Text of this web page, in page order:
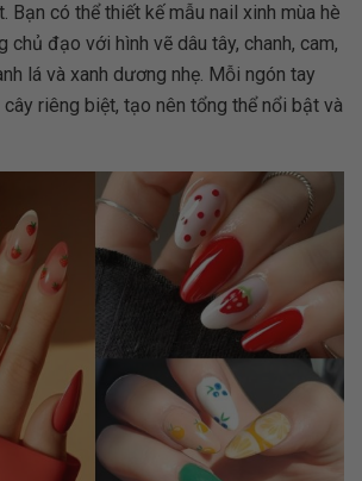
Bạn có thể thiết kế mẫu nail xinh mùa hè
chủ đạo với hình vẽ dâu tây, chanh, cam,
lá và xanh dương nhẹ. Mỗi ngón tay
riêng biệt, tạo nên tổng thể nổi bật và